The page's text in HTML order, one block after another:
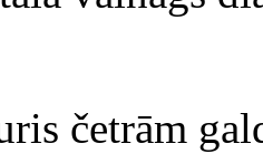
četrām